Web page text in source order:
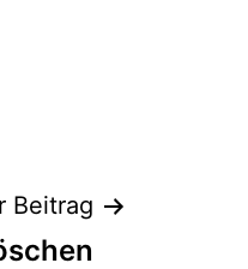
Beitrag